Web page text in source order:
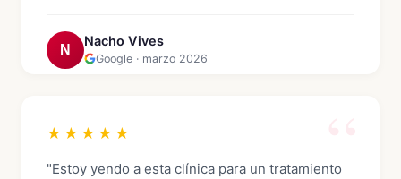
N
Nacho Vives
Google · marzo 2026
★★★★★
"Estoy yendo a esta clínica para un tratamiento